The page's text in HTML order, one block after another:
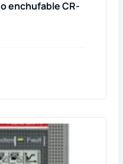
enchufable CR-